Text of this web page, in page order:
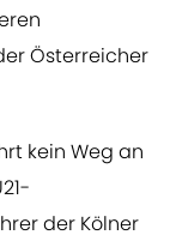
Österreicher
kein Weg an
der Kölner